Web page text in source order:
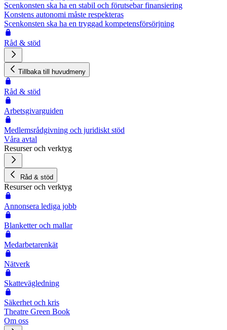
Scenkonsten ska ha en stabil och förutsebar finansiering
Konstens autonomi måste respekteras
Scenkonsten ska ha en tryggad kompetensförsörjning
Råd & stöd
Tillbaka till huvudmeny
Råd & stöd
Arbetsgivarguiden
Medlemsrådgivning och juridiskt stöd
Våra avtal
Resurser och verktyg
Råd & stöd
Resurser och verktyg
Annonsera lediga jobb
Blanketter och mallar
Medarbetarenkät
Nätverk
Skattevägledning
Säkerhet och kris
Theatre Green Book
Om oss